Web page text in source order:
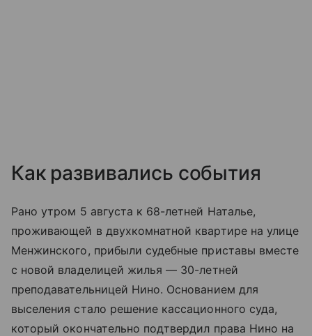
Как развивались события
Рано утром 5 августа к 68-летней Наталье,
проживающей в двухкомнатной квартире на улице
Менжинского, прибыли судебные приставы вместе
с новой владелицей жилья — 30-летней
преподавательницей Нино. Основанием для
выселения стало решение кассационного суда,
который окончательно подтвердил права Нино на